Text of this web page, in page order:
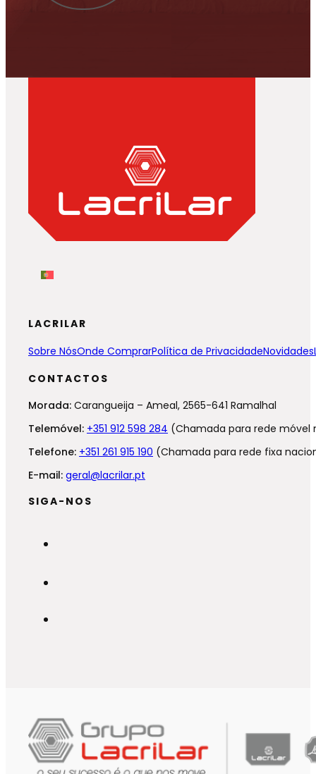
LACRILAR
Sobre NósOnde ComprarPolítica de PrivacidadeNovidades
CONTACTOS
Morada: Carangueija – Ameal, 2565-641 Ramalhal
Telemóvel: +351 912 598 284 (Chamada para rede móvel
Telefone: +351 261 915 190 (Chamada para rede fixa
E-mail: geral@lacrilar.pt
SIGA-NOS